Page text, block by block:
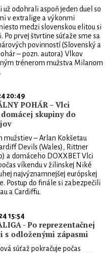
odohrali aspoň jeden duel so
v extralige a výkonmi
medzi slovenskou elitou si
Po prvej štvrtine súťaže sme sa
povinností (Slovenský a
– pozn. autora) Vlkov
trénerom mužstva Milanom
20:49
POHÁR – Vlci
skupiny do
mužstiev – Arlan Kokšetau
Devils (Wales), Rittner
a domáceho DOXXBET Vlci
víkendu v žilinskej Niké
najvýznamnejšej európskej
Postup do finále si zabezpečili
a Cardiffu.
15:54
- Po reprezentačnej
s odloženými zápasmi
súťaž pokračuje počas